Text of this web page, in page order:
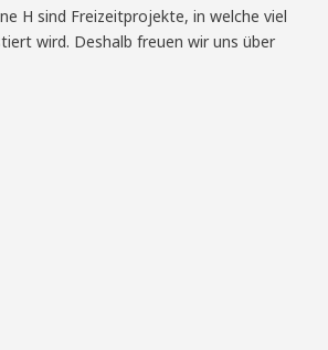
H sind Freizeitprojekte, in welche viel
wird. Deshalb freuen wir uns über